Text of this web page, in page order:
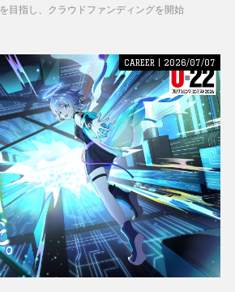
目指し、クラウドファンディングを開始
CAREER | 2026/07/07